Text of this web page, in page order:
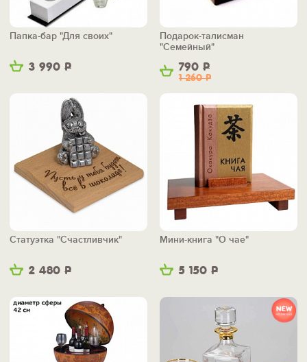
3 990 Р
Папка-бар "Для своих"
790 Р
1 260Р
Подарок-талисман
"Семейный"
2 480 Р
Статуэтка "Счастливчик"
5 150 Р
Мини-книга "О чае"